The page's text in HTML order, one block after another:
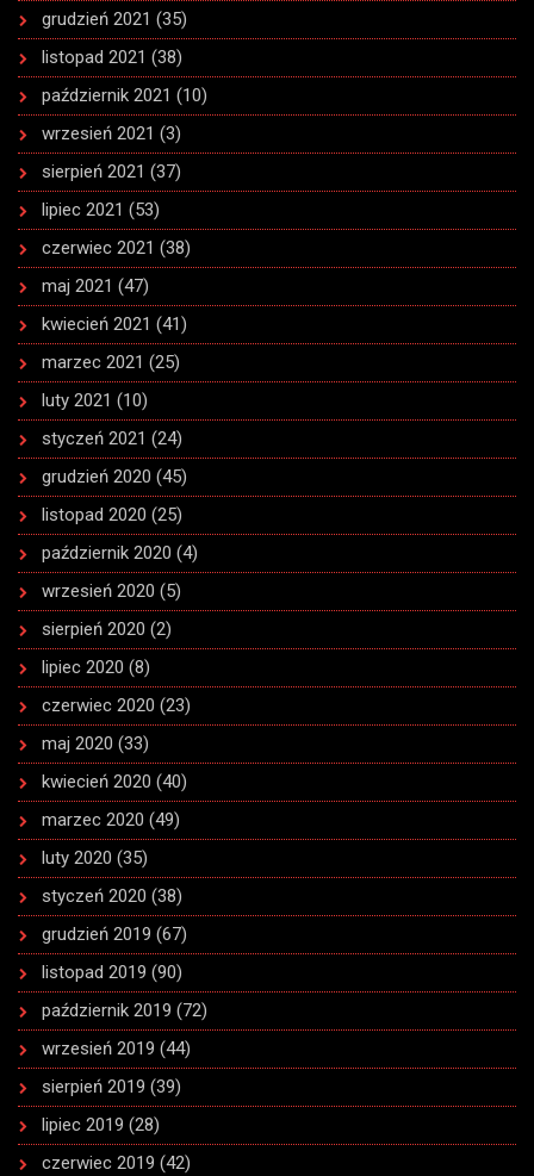
grudzień 2021 (35)
listopad 2021 (38)
październik 2021 (10)
wrzesień 2021 (3)
sierpień 2021 (37)
lipiec 2021 (53)
czerwiec 2021 (38)
maj 2021 (47)
kwiecień 2021 (41)
marzec 2021 (25)
luty 2021 (10)
styczeń 2021 (24)
grudzień 2020 (45)
listopad 2020 (25)
październik 2020 (4)
wrzesień 2020 (5)
sierpień 2020 (2)
lipiec 2020 (8)
czerwiec 2020 (23)
maj 2020 (33)
kwiecień 2020 (40)
marzec 2020 (49)
luty 2020 (35)
styczeń 2020 (38)
grudzień 2019 (67)
listopad 2019 (90)
październik 2019 (72)
wrzesień 2019 (44)
sierpień 2019 (39)
lipiec 2019 (28)
czerwiec 2019 (42)